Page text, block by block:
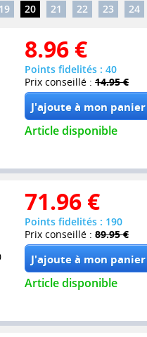
19 20 21 22 23 24
8.96 €
Points fidelités : 40
Prix conseillé : 14.95 €
Article disponible
71.96 €
Points fidelités : 190
Prix conseillé : 89.95 €
Article disponible